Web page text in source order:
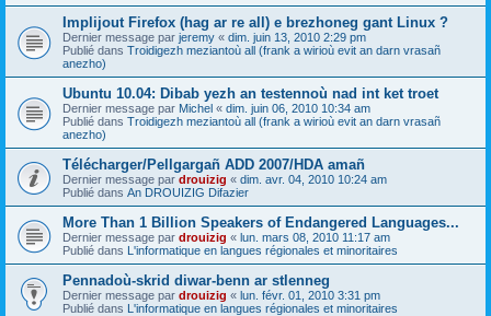
Implijout Firefox (hag ar re all) e brezhoneg gant Linux ?
Dernier message par jeremy « dim. juin 13, 2010 2:29 pm
Publié dans Troidigezh meziantoù all (frank a wirioù evit an darn vrasañ
anezho)
Ubuntu 10.04: Dibab yezh an testennoù nad int ket troet
Dernier message par Michel « dim. juin 06, 2010 10:34 am
Publié dans Troidigezh meziantoù all (frank a wirioù evit an darn vrasañ
anezho)
Télécharger/Pellgargañ ADD 2007/HDA amañ
Dernier message par drouizig « dim. avr. 04, 2010 10:24 am
Publié dans An DROUIZIG Difazier
More Than 1 Billion Speakers of Endangered Languages...
Dernier message par drouizig « lun. mars 08, 2010 11:17 am
Publié dans L'informatique en langues régionales et minoritaires
Pennadoù-skrid diwar-benn ar stlenneg
Dernier message par drouizig « lun. févr. 01, 2010 3:31 pm
Publié dans L'informatique en langues régionales et minoritaires